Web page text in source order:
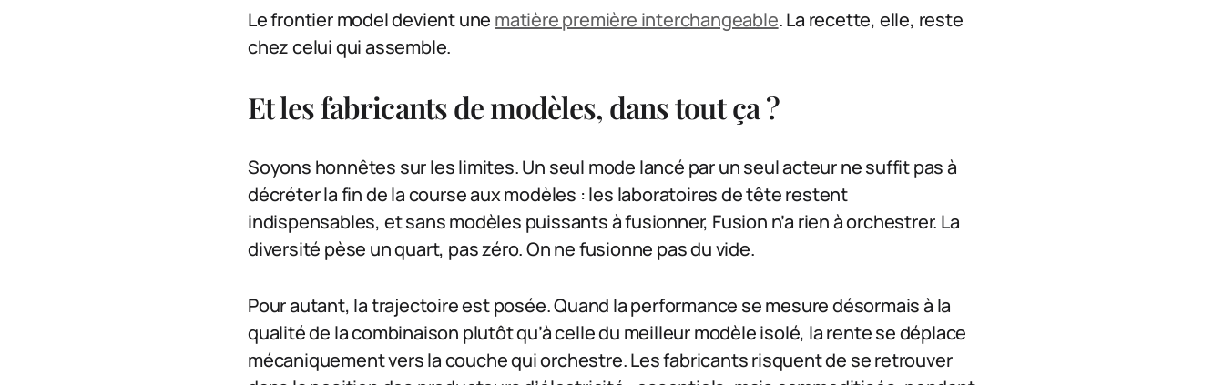
Le frontier model devient une matière première interchangeable. La recette, elle, reste
chez celui qui assemble.
Et les fabricants de modèles, dans tout ça ?
Soyons honnêtes sur les limites. Un seul mode lancé par un seul acteur ne suffit pas à
décréter la fin de la course aux modèles : les laboratoires de tête restent
indispensables, et sans modèles puissants à fusionner, Fusion n’a rien à orchestrer. La
diversité pèse un quart, pas zéro. On ne fusionne pas du vide.
Pour autant, la trajectoire est posée. Quand la performance se mesure désormais à la
qualité de la combinaison plutôt qu’à celle du meilleur modèle isolé, la rente se déplace
mécaniquement vers la couche qui orchestre. Les fabricants risquent de se retrouver